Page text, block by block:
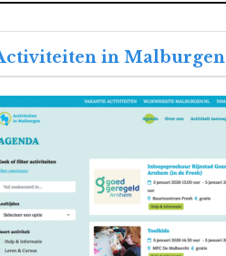
in Malburgen